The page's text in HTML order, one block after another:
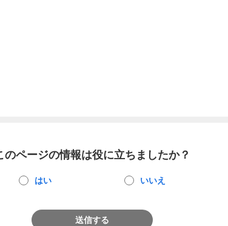
のページの情報は役に立ちましたか？
はい いいえ
送信する